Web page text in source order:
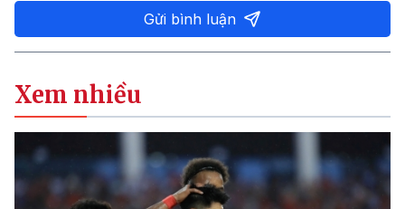
Gửi bình luận
Xem nhiều